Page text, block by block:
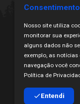
Todos os
Proibida a
Nosso site utiliza
monitorar sua
alguns dados não
exemplo, as
navegação você
Política de
Entendi